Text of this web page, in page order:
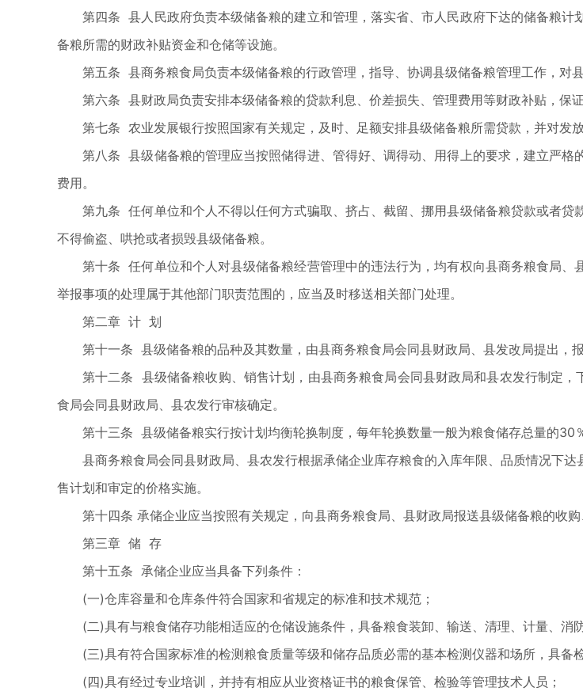
第四条 县人民政府负责本级储备粮的建立和管理，落实省、市人民政府下达的储备粮
备粮所需的财政补贴资金和仓储等设施。
第五条 县商务粮食局负责本级储备粮的行政管理，指导、协调县级储备粮管理工作，对
第六条 县财政局负责安排本级储备粮的贷款利息、价差损失、管理费用等财政补贴，保
第七条 农业发展银行按照国家有关规定，及时、足额安排县级储备粮所需贷款，并对发
第八条 县级储备粮的管理应当按照储得进、管得好、调得动、用得上的要求，建立严格
费用。
第九条 任何单位和个人不得以任何方式骗取、挤占、截留、挪用县级储备粮贷款或者贷
不得偷盗、哄抢或者损毁县级储备粮。
第十条 任何单位和个人对县级储备粮经营管理中的违法行为，均有权向县商务粮食局、
举报事项的处理属于其他部门职责范围的，应当及时移送相关部门处理。
第二章 计 划
第十一条 县级储备粮的品种及其数量，由县商务粮食局会同县财政局、县发改局提出，报
第十二条 县级储备粮收购、销售计划，由县商务粮食局会同县财政局和县农发行制定
食局会同县财政局、县农发行审核确定。
第十三条 县级储备粮实行按计划均衡轮换制度，每年轮换数量一般为粮食储存总量的30
县商务粮食局会同县财政局、县农发行根据承储企业库存粮食的入库年限、品质情况下
售计划和审定的价格实施。
第十四条 承储企业应当按照有关规定，向县商务粮食局、县财政局报送县级储备粮的收
第三章 储 存
第十五条 承储企业应当具备下列条件：
(一)仓库容量和仓库条件符合国家和省规定的标准和技术规范；
(二)具有与粮食储存功能相适应的仓储设施条件，具备粮食装卸、输送、清理、计量、消
(三)具有符合国家标准的检测粮食质量等级和储存品质必需的基本检测仪器和场所，具备
(四)具有经过专业培训，并持有相应从业资格证书的粮食保管、检验等管理技术人员；